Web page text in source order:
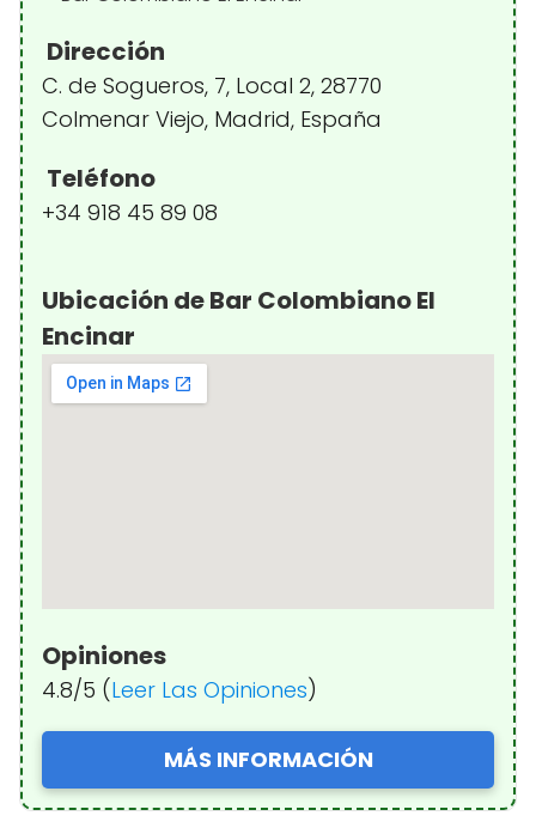
Dirección
C. de Sogueros, 7, Local 2, 28770
Colmenar Viejo, Madrid, España
Teléfono
+34 918 45 89 08
Ubicación de Bar Colombiano El
Encinar
Opiniones
4.8/5 (Leer Las Opiniones)
MÁS INFORMACIÓN